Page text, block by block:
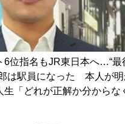
6位指名もJR東日本へ…“最
は駅員になった 本人が
生「どれが正解か分からな